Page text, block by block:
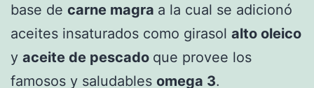
base de carne magra a la cual se adicionó
aceites insaturados como girasol alto oleico
y aceite de pescado que provee los
famosos y saludables omega 3.